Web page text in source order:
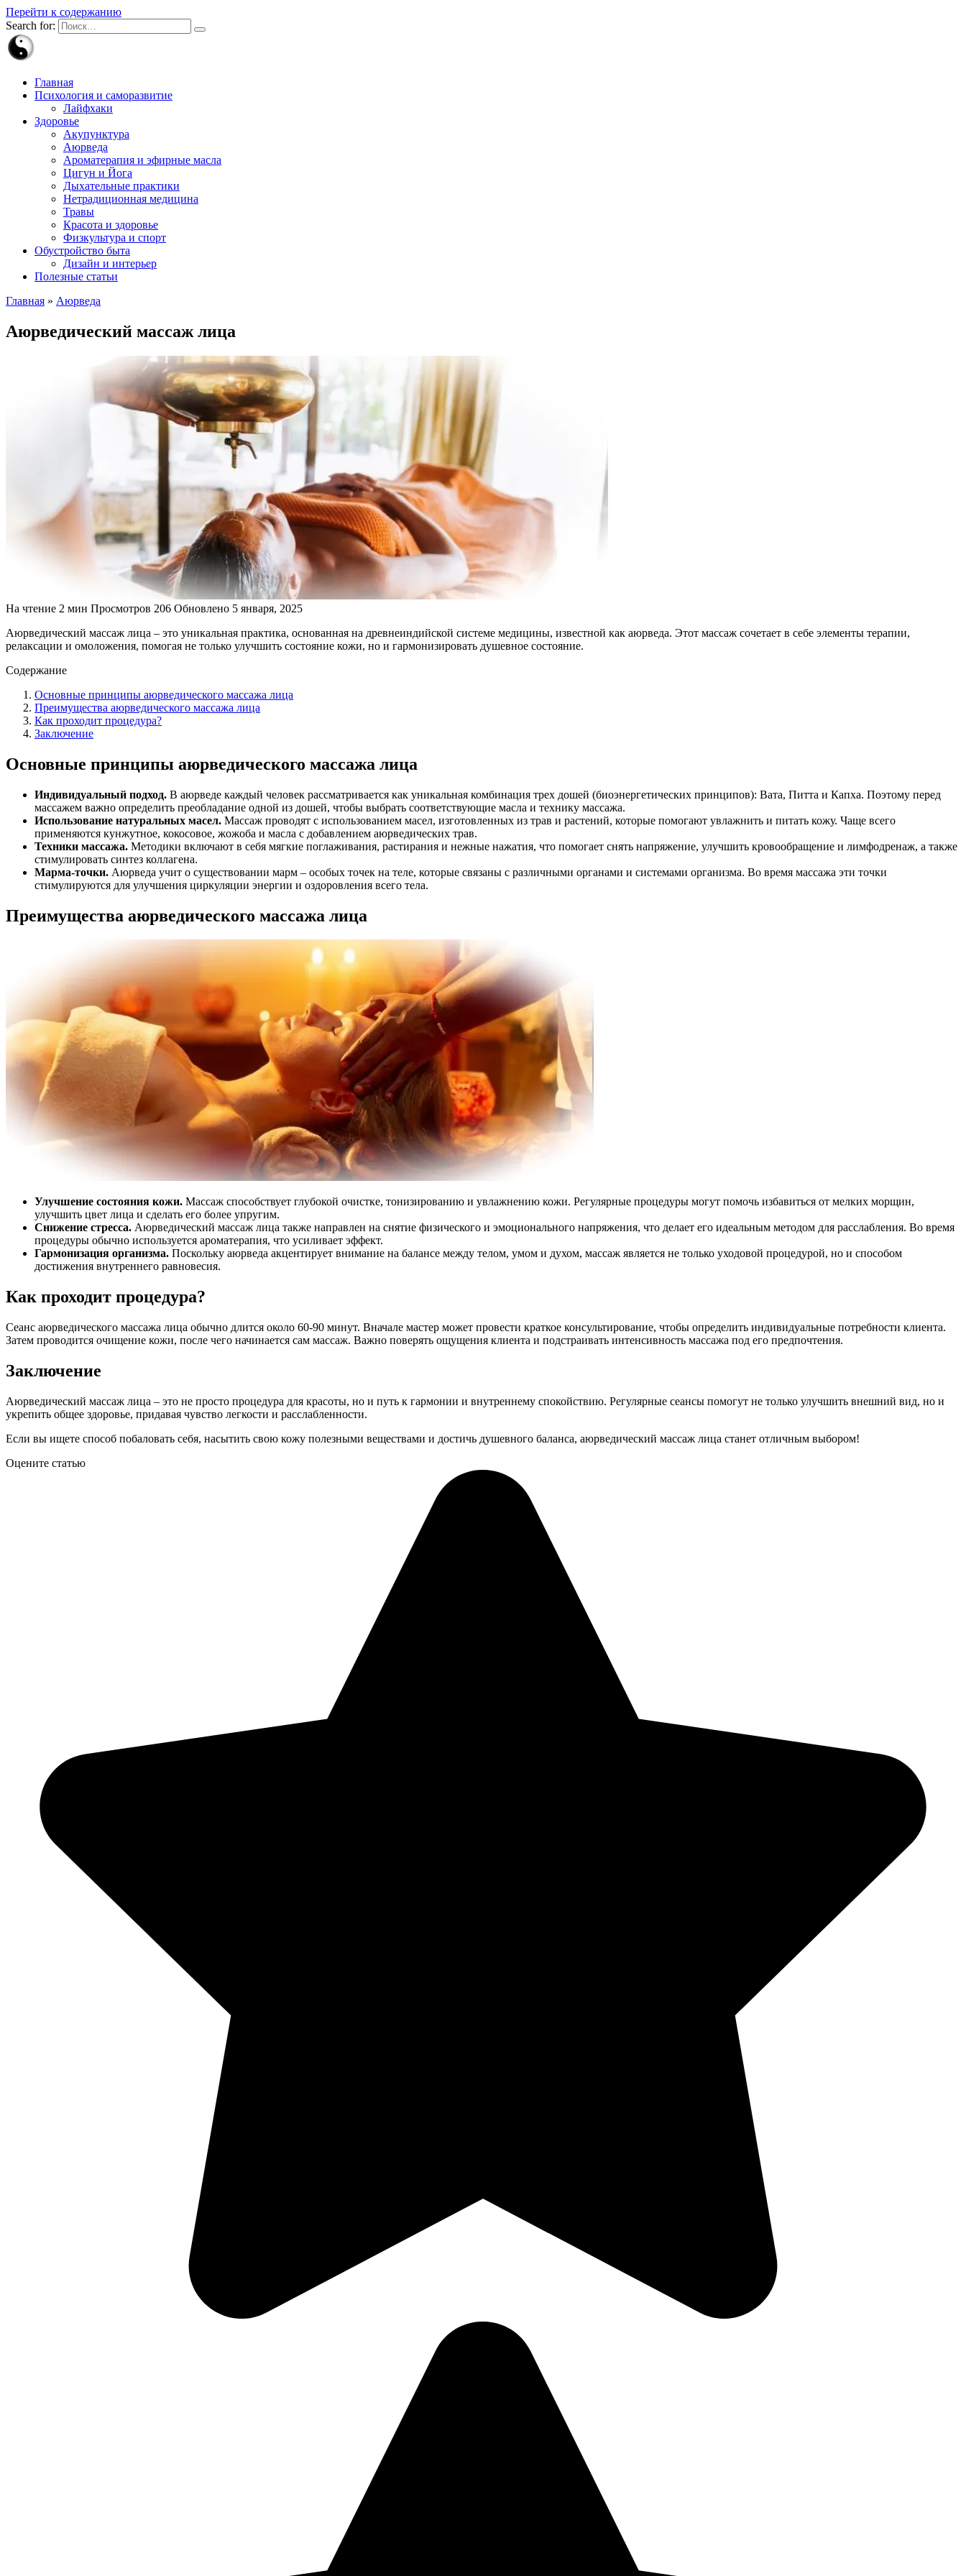
Перейти к содержанию
Search for:
Главная
Психология и саморазвитие
Лайфхаки
Здоровье
Акупунктура
Аюрведа
Ароматерапия и эфирные масла
Цигун и Йога
Дыхательные практики
Нетрадиционная медицина
Травы
Красота и здоровье
Физкультура и спорт
Обустройство быта
Дизайн и интерьер
Полезные статьи
Главная » Аюрведа
Аюрведический массаж лица
На чтение 2 мин Просмотров 206 Обновлено 5 января, 2025
Аюрведический массаж лица – это уникальная практика, основанная на древнеиндийской системе медицины, известной как аюрведа. Этот массаж сочетает в себе элементы терапии,
релаксации и омоложения, помогая не только улучшить состояние кожи, но и гармонизировать душевное состояние.
Содержание
Основные принципы аюрведического массажа лица
Преимущества аюрведического массажа лица
Как проходит процедура?
Заключение
Основные принципы аюрведического массажа лица
Индивидуальный подход. В аюрведе каждый человек рассматривается как уникальная комбинация трех дошей (биоэнергетических принципов): Вата, Питта и Капха. Поэтому перед
массажем важно определить преобладание одной из дошей, чтобы выбрать соответствующие масла и технику массажа.
Использование натуральных масел. Массаж проводят с использованием масел, изготовленных из трав и растений, которые помогают увлажнить и питать кожу. Чаще всего
применяются кунжутное, кокосовое, жожоба и масла с добавлением аюрведических трав.
Техники массажа. Методики включают в себя мягкие поглаживания, растирания и нежные нажатия, что помогает снять напряжение, улучшить кровообращение и лимфодренаж, а также
стимулировать синтез коллагена.
Марма-точки. Аюрведа учит о существовании марм – особых точек на теле, которые связаны с различными органами и системами организма. Во время массажа эти точки
стимулируются для улучшения циркуляции энергии и оздоровления всего тела.
Преимущества аюрведического массажа лица
Улучшение состояния кожи. Массаж способствует глубокой очистке, тонизированию и увлажнению кожи. Регулярные процедуры могут помочь избавиться от мелких морщин,
улучшить цвет лица и сделать его более упругим.
Снижение стресса. Аюрведический массаж лица также направлен на снятие физического и эмоционального напряжения, что делает его идеальным методом для расслабления. Во время
процедуры обычно используется ароматерапия, что усиливает эффект.
Гармонизация организма. Поскольку аюрведа акцентирует внимание на балансе между телом, умом и духом, массаж является не только уходовой процедурой, но и способом
достижения внутреннего равновесия.
Как проходит процедура?
Сеанс аюрведического массажа лица обычно длится около 60-90 минут. Вначале мастер может провести краткое консультирование, чтобы определить индивидуальные потребности клиента.
Затем проводится очищение кожи, после чего начинается сам массаж. Важно поверять ощущения клиента и подстраивать интенсивность массажа под его предпочтения.
Заключение
Аюрведический массаж лица – это не просто процедура для красоты, но и путь к гармонии и внутреннему спокойствию. Регулярные сеансы помогут не только улучшить внешний вид, но и
укрепить общее здоровье, придавая чувство легкости и расслабленности.
Если вы ищете способ побаловать себя, насытить свою кожу полезными веществами и достичь душевного баланса, аюрведический массаж лица станет отличным выбором!
Оцените статью